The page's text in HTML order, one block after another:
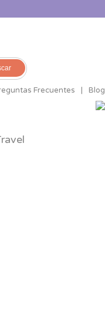
Frecuentes Blog